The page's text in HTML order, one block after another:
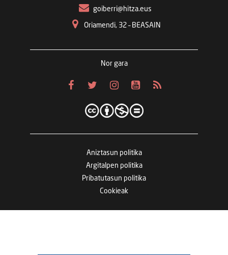
goiberri@hitza.eus
Oriamendi, 32 – BEASAIN
Nor gara
Aniztasun politika
Argitalpen politika
Pribatutasun politika
Cookieak